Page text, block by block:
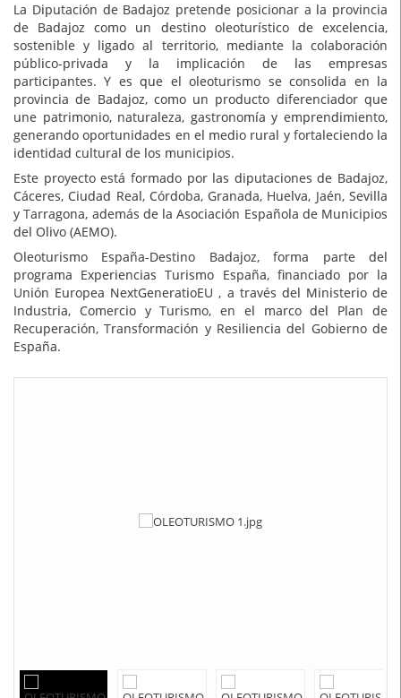
La Diputación de Badajoz pretende posicionar a la provincia
de Badajoz como un destino oleoturístico de excelencia,
sostenible y ligado al territorio, mediante la colaboración
público-privada y la implicación de las empresas
participantes. Y es que el oleoturismo se consolida en la
provincia de Badajoz, como un producto diferenciador que
une patrimonio, naturaleza, gastronomía y emprendimiento,
generando oportunidades en el medio rural y fortaleciendo la
identidad cultural de los municipios.
Este proyecto está formado por las diputaciones de Badajoz,
Cáceres, Ciudad Real, Córdoba, Granada, Huelva, Jaén, Sevilla
y Tarragona, además de la Asociación Española de Municipios
del Olivo (AEMO).
Oleoturismo España-Destino Badajoz, forma parte del
programa Experiencias Turismo España, financiado por la
Unión Europea NextGeneratioEU , a través del Ministerio de
Industria, Comercio y Turismo, en el marco del Plan de
Recuperación, Transformación y Resiliencia del Gobierno de
España.